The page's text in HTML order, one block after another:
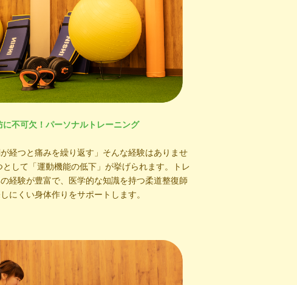
に不可欠！パーソナルトレーニング
が経つと痛みを繰り返す」そんな経験はありませ
して「運動機能の低下」が挙げられます。トレ
経験が豊富で、医学的な知識を持つ柔道整復師
にくい身体作りをサポートします。